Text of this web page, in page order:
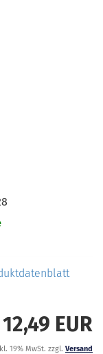
12,49 EUR
19% MwSt. zzgl. Versand